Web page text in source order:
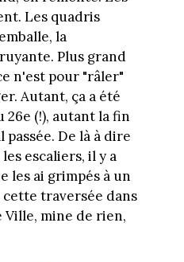
Les quadris
la
Plus grand
n'est pour "râler"
Autant, ça a été
26e (!), autant la fin
passée. De là à dire
escaliers, il y a
les ai grimpés à un
traversée dans
mine de rien,